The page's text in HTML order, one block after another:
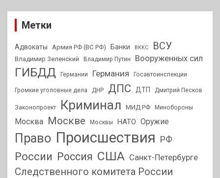
Метки
Адвокаты Армия РФ (ВС РФ) Банки ВККС ВСУ
Владимир Зеленский Владимир Путин Вооруженных сил
ГИБДД Германии Германия Госавтоинспекции
Громкие уголовные дела ДНР ДПС ДТП Дмитрий Песков
Законопроект Криминал МИД РФ Минобороны
Москва Москве Москвы НАТО Оружие
Право Происшествия РФ
России Россия США Санкт-Петербурге
Следственного комитета России